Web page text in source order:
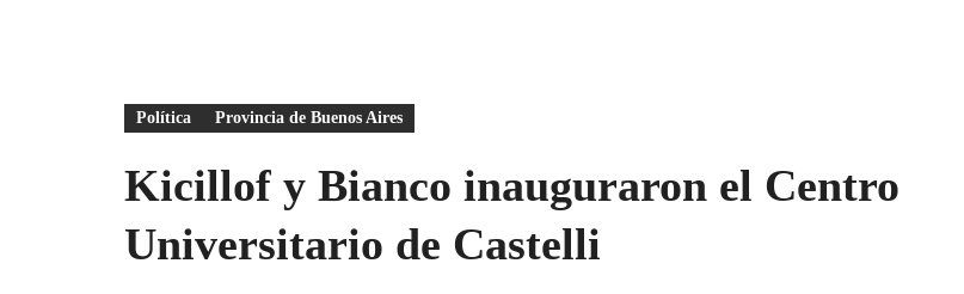
Política Provincia de Buenos Aires
Kicillof y Bianco inauguraron el Centro
Universitario de Castelli